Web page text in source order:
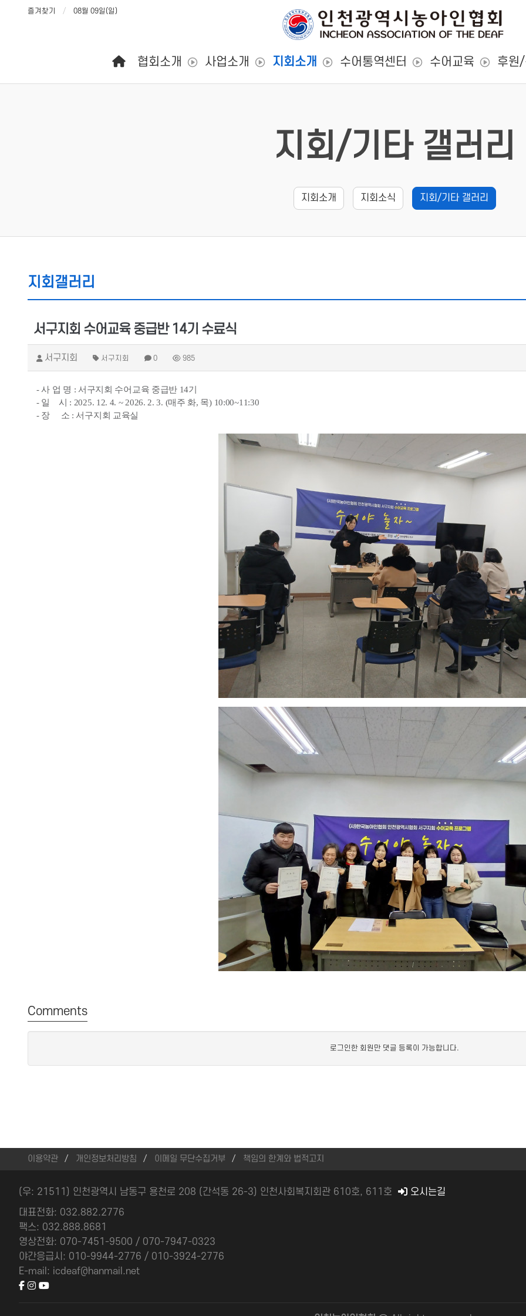
즐겨찾기 08월 09일(일)
협회소개 사업소개 지회소개 수어통역센터 수어교육 후원
지회/기타 갤러리
지회소개 지회소식 지회/기타 갤러리
지회갤러리
서구지회 수어교육 중급반 14기 수료식
서구지회 서구지회 0 985
- 사 업 명 : 서구지회 수어교육 중급반 14기
- 일 시 : 2025. 12. 4. ~ 2026. 2. 3. (매주 화, 목) 10:00~11:30
- 장 소 : 서구지회 교육실
Comments
로그인한 회원만 댓글 등록이 가능합니다.
이용약관 개인정보처리방침 이메일 무단수집거부 책임의 한계와 법적고지
(우: 21511) 인천광역시 남동구 용천로 208 (간석동 26-3) 인천사회복지회관 610호, 611호
오시는길
대표전화: 032.882.2776
팩스: 032.888.8681
영상전화: 070-7451-9500 / 070-7947-0323
야간응급시: 010-9944-2776 / 010-3924-2776
E-mail: icdeaf@hanmail.net